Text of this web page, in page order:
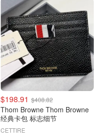
$198.91 $408.82
Thom Browne Thom Browne
经典卡包 标志细节
CETTIRE